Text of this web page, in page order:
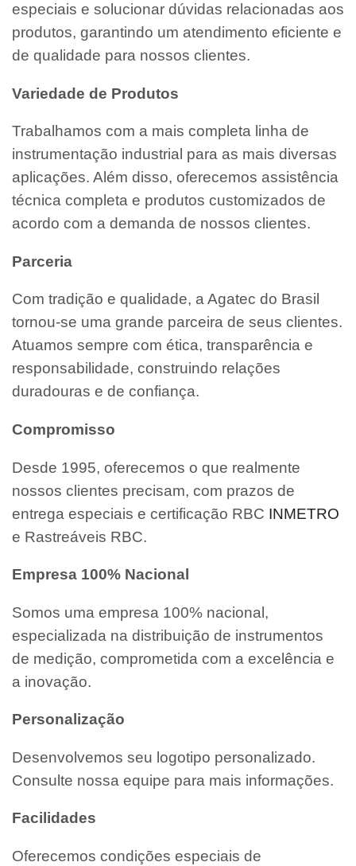
especiais e solucionar dúvidas relacionadas aos
produtos, garantindo um atendimento eficiente e
de qualidade para nossos clientes.
Variedade de Produtos
Trabalhamos com a mais completa linha de
instrumentação industrial para as mais diversas
aplicações. Além disso, oferecemos assistência
técnica completa e produtos customizados de
acordo com a demanda de nossos clientes.
Parceria
Com tradição e qualidade, a Agatec do Brasil
tornou-se uma grande parceira de seus clientes.
Atuamos sempre com ética, transparência e
responsabilidade, construindo relações
duradouras e de confiança.
Compromisso
Desde 1995, oferecemos o que realmente
nossos clientes precisam, com prazos de
entrega especiais e certificação RBC INMETRO
e Rastreáveis RBC.
Empresa 100% Nacional
Somos uma empresa 100% nacional,
especializada na distribuição de instrumentos
de medição, comprometida com a excelência e
a inovação.
Personalização
Desenvolvemos seu logotipo personalizado.
Consulte nossa equipe para mais informações.
Facilidades
Oferecemos condições especiais de